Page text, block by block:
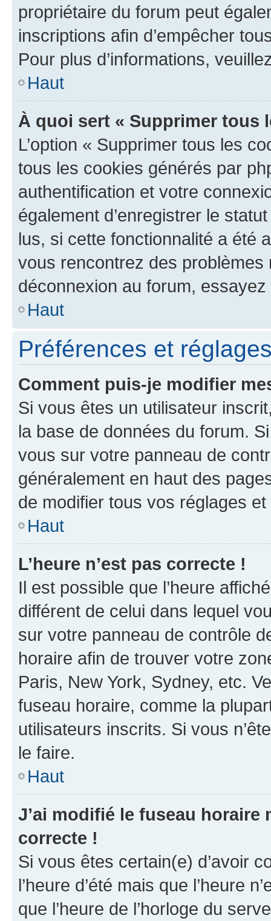
propriétaire du forum peut
inscriptions afin d’empêcher
Pour plus d’informations,
Haut
À quoi sert « Supprimer tous
L’option « Supprimer tous les
tous les cookies générés par
authentification et votre
également d’enregistrer le
lus, si cette fonctionnalité a été
vous rencontrez des
déconnexion au forum,
Haut
Préférences et
Comment puis-je modifier
Si vous êtes un utilisateur
la base de données du forum.
vous sur votre panneau de
généralement en haut des
de modifier tous vos réglages
Haut
L’heure n’est pas correcte !
Il est possible que l’heure
différent de celui dans lequel
sur votre panneau de contrôle
horaire afin de trouver votre
Paris, New York, Sydney, etc.
fuseau horaire, comme la
utilisateurs inscrits. Si vous
le faire.
Haut
J’ai modifié le fuseau horaire
correcte !
Si vous êtes certain(e) d’avoir
l’heure d’été mais que l’heure
que l’heure de l’horloge du